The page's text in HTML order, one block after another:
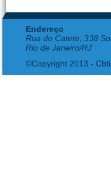
Endereço
Rua do Catete, 338
Rio de Janeiro/RJ
©Copyright 2013 -